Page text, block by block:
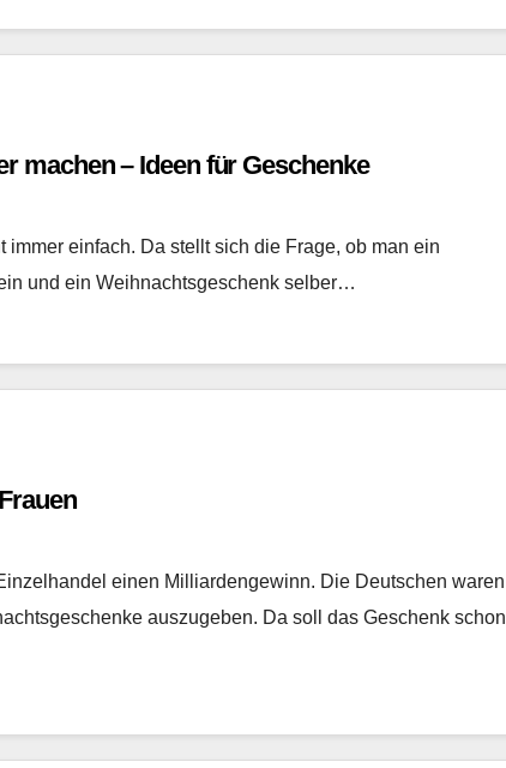
machen – Ideen für Geschenke
einfach. Da stellt sich die Frage, ob man ein
und ein Weihnachtsgeschenk selber…
einen Milliardengewinn. Die Deutschen waren
auszugeben. Da soll das Geschenk schon